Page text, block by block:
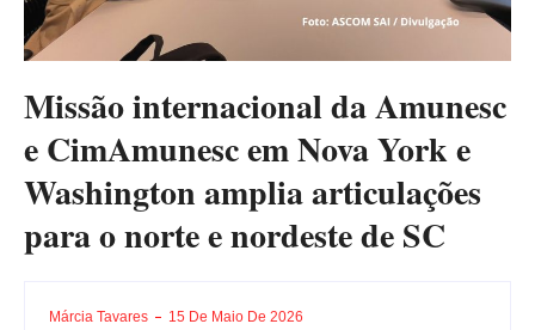
Missão internacional da Amunesc
e CimAmunesc em Nova York e
Washington amplia articulações
para o norte e nordeste de SC
Márcia Tavares 15 De Maio De 2026